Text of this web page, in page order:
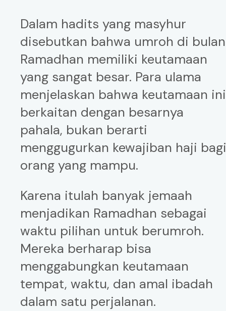
Dalam hadits yang masyhur
disebutkan bahwa umroh di bulan
Ramadhan memiliki keutamaan
yang sangat besar. Para ulama
menjelaskan bahwa keutamaan ini
berkaitan dengan besarnya
pahala, bukan berarti
menggugurkan kewajiban haji
orang yang mampu.
Karena itulah banyak jemaah
menjadikan Ramadhan sebagai
waktu pilihan untuk berumroh.
Mereka berharap bisa
menggabungkan keutamaan
tempat, waktu, dan amal ibadah
dalam satu perjalanan.